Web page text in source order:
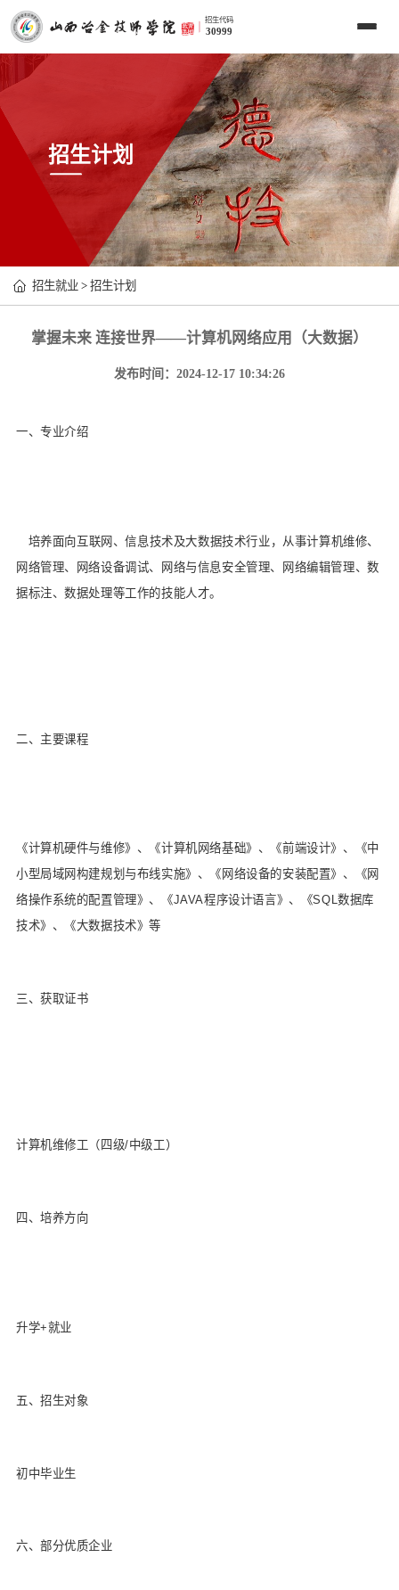
招生代码
30999
招生计划
招生就业> 招生计划
掌握未来 连接世界——计算机网络应用（大数据）
发布时间：2024-12-17 10:34:26
一、专业介绍
培养面向互联网、信息技术及大数据技术行业，从事计算机维修、
网络管理、网络设备调试、网络与信息安全管理、网络编辑管理、数
据标注、数据处理等工作的技能人才。
二、主要课程
《计算机硬件与维修》、《计算机网络基础》、《前端设计》、《中
小型局域网构建规划与布线实施》、《网络设备的安装配置》、《网
络操作系统的配置管理》、《JAVA程序设计语言》、《SQL数据库
技术》、《大数据技术》等
三、获取证书
计算机维修工（四级/中级工）
四、培养方向
升学+就业
五、招生对象
初中毕业生
六、部分优质企业